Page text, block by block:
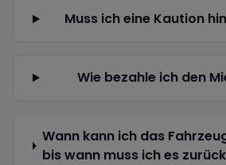
Muss ich eine Kaution
Wie bezahle ich den
Wann kann ich das
bis wann muss ich es